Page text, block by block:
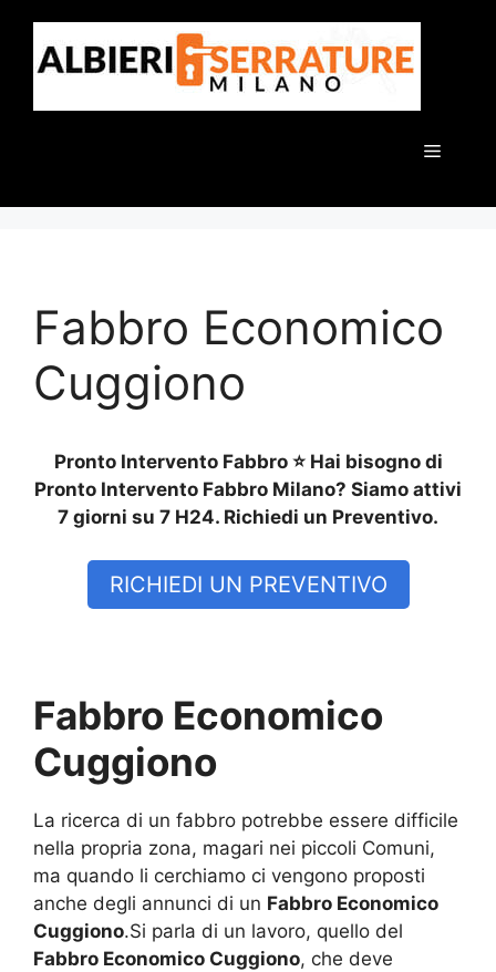
contenuto
Menu
Fabbro Economico
Cuggiono
Pronto Intervento Fabbro ⭐ Hai bisogno di
Pronto Intervento Fabbro Milano? Siamo attivi
7 giorni su 7 H24. Richiedi un Preventivo.
RICHIEDI UN PREVENTIVO
Fabbro Economico
Cuggiono
La ricerca di un fabbro potrebbe essere difficile
nella propria zona, magari nei piccoli Comuni,
ma quando li cerchiamo ci vengono proposti
anche degli annunci di un Fabbro Economico
Cuggiono.Si parla di un lavoro, quello del
Fabbro Economico Cuggiono, che deve